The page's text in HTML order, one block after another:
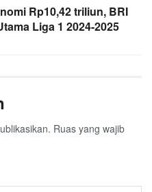
Rp10,42 triliun, BRI
Liga 1 2024-2025
Ruas yang wajib